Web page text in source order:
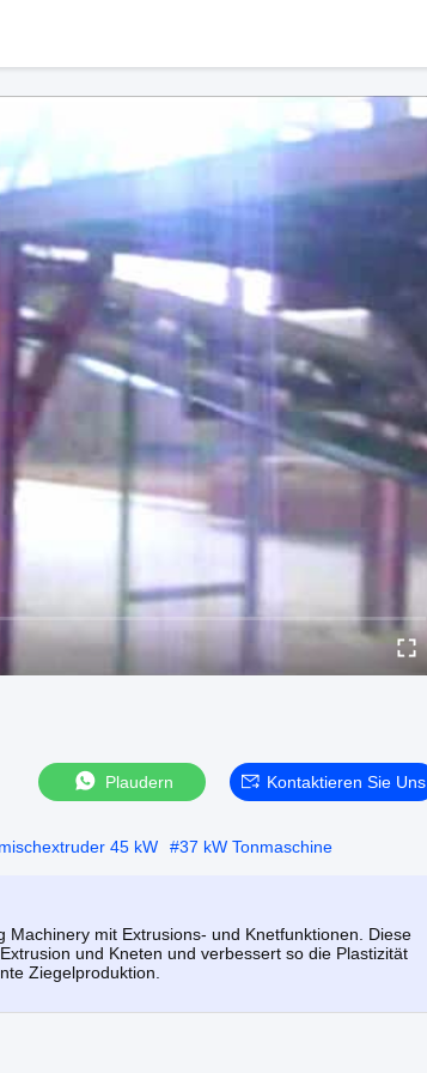
Plaudern Kontaktieren Sie Uns
45 kW #37 kW Tonmaschine
mit Extrusions- und Knetfunktionen. Diese
und Kneten und verbessert so die Plastizität
Ziegelproduktion.